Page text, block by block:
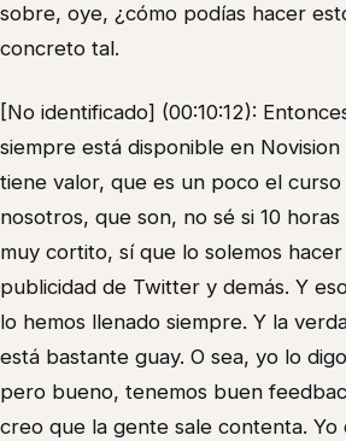
sobre, oye, ¿cómo podías hacer
concreto tal.
[No identificado] (00:10:12):
siempre está disponible en
tiene valor, que es un poco el curso
nosotros, que son, no sé si 10
muy cortito, sí que lo solemos
publicidad de Twitter y demás. Y
lo hemos llenado siempre. Y la
está bastante guay. O sea, yo lo
pero bueno, tenemos buen
creo que la gente sale contenta. Yo